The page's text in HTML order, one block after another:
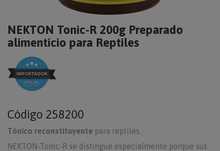
NEKTON Tonic-R 200g Preparado
alimenticio para Reptiles
Código 258200
Tónico reconstituyente para reptiles.
NEKTON-Tonic-R se distingue especialmente porque sus